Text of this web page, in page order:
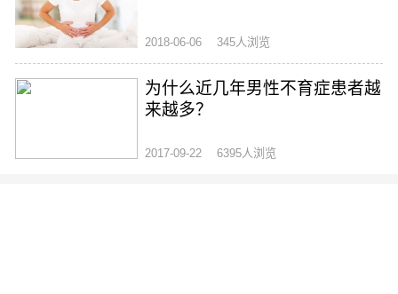
2018-06-06 345人浏览
为什么近几年男性不育症患者越
来越多？
2017-09-22 6395人浏览